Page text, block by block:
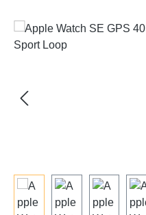
Bildergalerie überspringen